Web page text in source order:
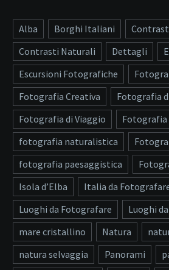
Alba Borghi Italiani
Contrasti Naturali
Dettagli
Escursioni Fotografiche
Fotografia Creativa
Fotografia
Fotografia di Viaggio
Fotografia
fotografia naturalistica
fotografia paesaggistica
Isola d’Elba
Italia da
Luoghi da Fotografare
Luoghi
mare cristallino
Natura
natura selvaggia
Panorami